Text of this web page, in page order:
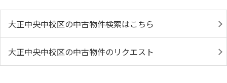
大正中央中校区の中古物件検索はこちら
大正中央中校区の中古物件のリクエスト